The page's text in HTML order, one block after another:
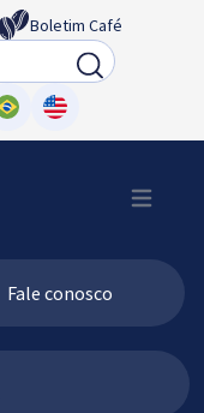
Boletim Café
Fale conosco